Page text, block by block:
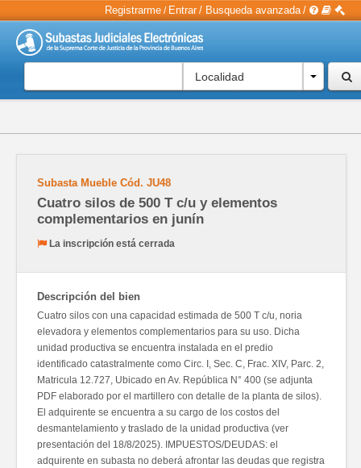
Registrarme / Entrar / Busqueda avanzada /
Localidad
Subasta Mueble Cód. JU48
Cuatro silos de 500 T c/u y elementos
complementarios en junín
La inscripción está cerrada
Descripción del bien
Cuatro silos con una capacidad estimada de 500 T c/u, noria
elevadora y elementos complementarios para su uso. Dicha
unidad productiva se encuentra instalada en el predio
identificado catastralmente como Circ. I, Sec. C, Frac. XIV, Parc. 2,
Matricula 12.727, Ubicado en Av. República N° 400 (se adjunta
PDF elaborado por el martillero con detalle de la planta de silos).
El adquirente se encuentra a su cargo de los costos del
desmantelamiento y traslado de la unidad productiva (ver
presentación del 18/8/2025). IMPUESTOS/DEUDAS: el
adquirente en subasta no deberá afrontar las deudas que registra